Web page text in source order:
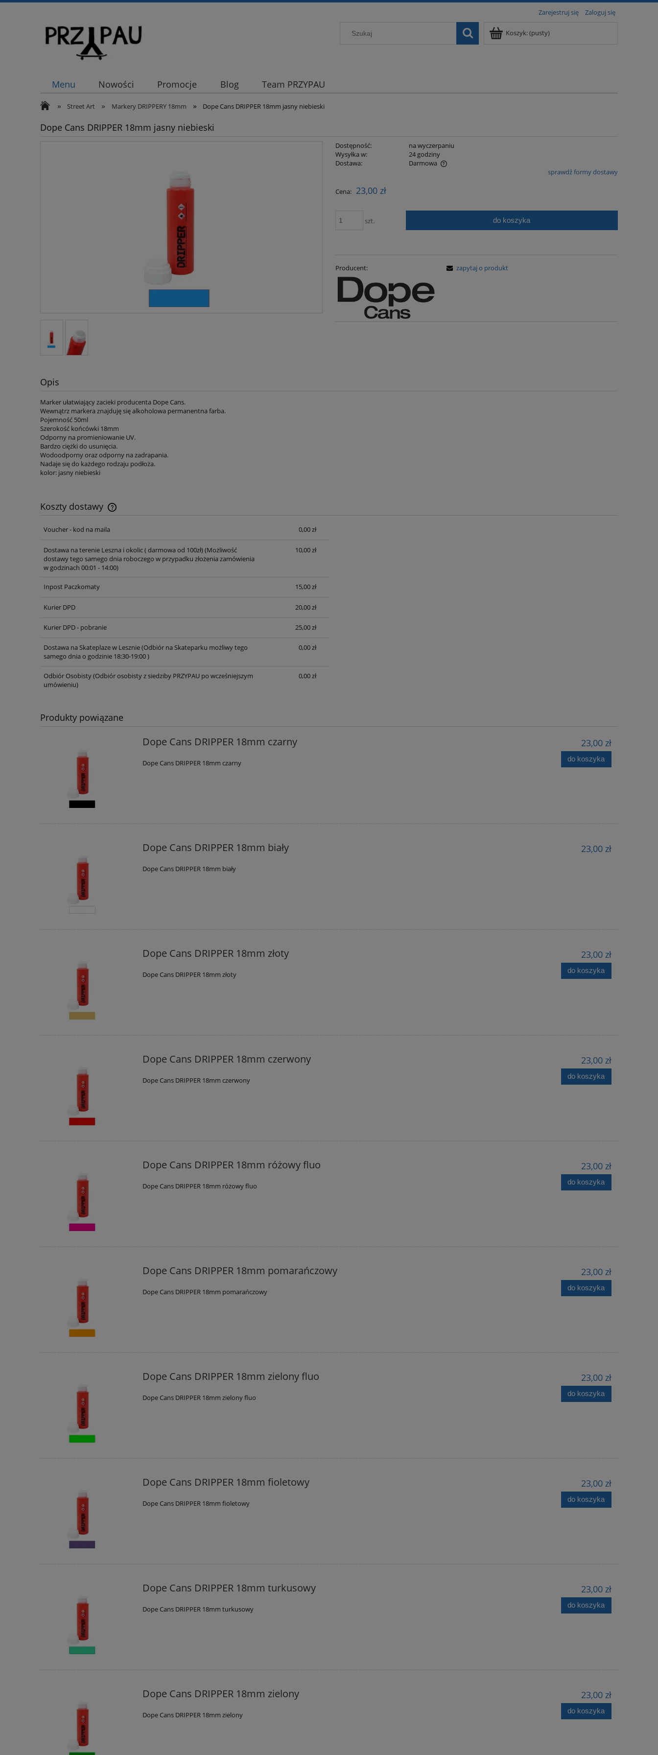
Zarejestruj się Zaloguj się
Koszyk:(pusty)
Menu Nowości Promocje Blog Team PRZYPAU
» Street Art » Markery DRIPPERY 18mm » Dope Cans DRIPPER 18mm jasny niebieski
Dope Cans DRIPPER 18mm jasny niebieski
Dostępność:
na wyczerpaniu
Wysyłka w:
24 godziny
Dostawa:
Darmowa
płatności
sprawdź formy dostawy
Cena: 23,00 zł
szt. do koszyka
Producent: zapytaj o produkt
Opis
Marker ułatwiający zacieki producenta Dope Cans.
Wewnątrz markera znajduję się alkoholowa permanentna farba.
Pojemność 50ml
Szerokość końcówki 18mm
Odporny na promieniowanie UV.
Bardzo ciężki do usunięcia.
Wodoodporny oraz odporny na zadrapania.
Nadaje się do każdego rodzaju podłoża.
kolor: jasny niebieski
Koszty dostawy
Voucher - kod na maila 0,00 zł
Dostawa na terenie Leszna i okolic ( darmowa od 100zł)(Możliwość
dostawy tego samego dnia roboczego w przypadku złożenia zamówienia
w godzinach 00:01 - 14:00)
10,00 zł
Inpost Paczkomaty 15,00 zł
Kurier DPD 20,00 zł
Kurier DPD - pobranie 25,00 zł
Dostawa na Skateplaze w Lesznie(Odbiór na Skateparku możliwy tego
samego dnia o godzinie 18:30-19:00 )
0,00 zł
Odbiór Osobisty(Odbiór osobisty z siedziby PRZYPAU po wcześniejszym
umówieniu)
0,00 zł
Produkty powiązane
Dope Cans DRIPPER 18mm czarny
Dope Cans DRIPPER 18mm czarny
23,00 zł
do koszyka
Dope Cans DRIPPER 18mm biały
Dope Cans DRIPPER 18mm biały
23,00 zł
Dope Cans DRIPPER 18mm złoty
Dope Cans DRIPPER 18mm złoty
23,00 zł
do koszyka
Dope Cans DRIPPER 18mm czerwony
Dope Cans DRIPPER 18mm czerwony
23,00 zł
do koszyka
Dope Cans DRIPPER 18mm różowy fluo
Dope Cans DRIPPER 18mm różowy fluo
23,00 zł
do koszyka
Dope Cans DRIPPER 18mm pomarańczowy
Dope Cans DRIPPER 18mm pomarańczowy
23,00 zł
do koszyka
Dope Cans DRIPPER 18mm zielony fluo
Dope Cans DRIPPER 18mm zielony fluo
23,00 zł
do koszyka
Dope Cans DRIPPER 18mm fioletowy
Dope Cans DRIPPER 18mm fioletowy
23,00 zł
do koszyka
Dope Cans DRIPPER 18mm turkusowy
Dope Cans DRIPPER 18mm turkusowy
23,00 zł
do koszyka
Dope Cans DRIPPER 18mm zielony
Dope Cans DRIPPER 18mm zielony
23,00 zł
do koszyka